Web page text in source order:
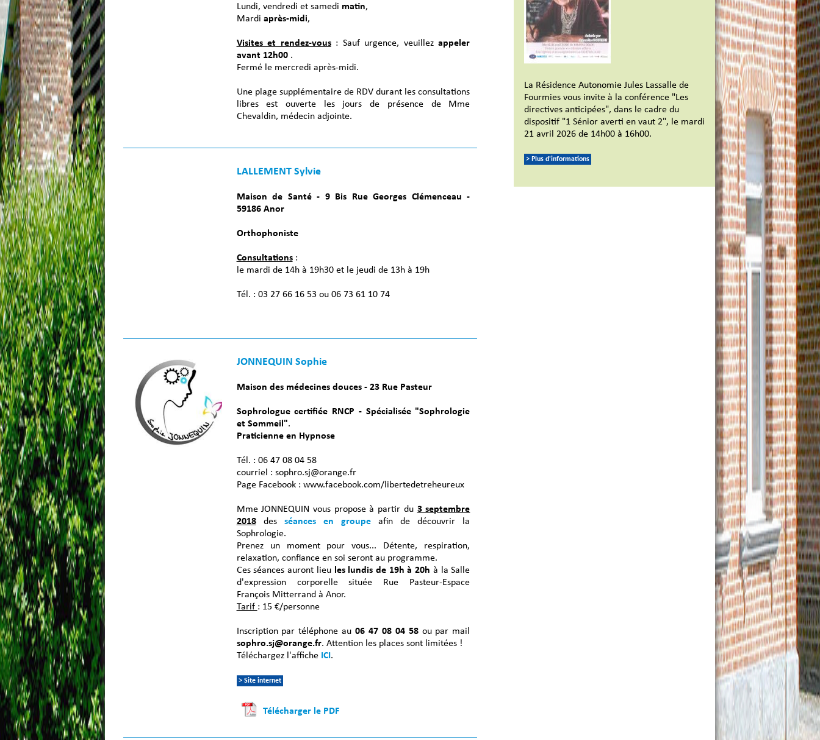
La Résidence Autonomie Jules Lassalle de
Fourmies vous invite à la conférence "Les
directives anticipées", dans le cadre du
dispositif "1 Sénior averti en vaut 2", le mardi
21 avril 2026 de 14h00 à 16h00.
> Plus d'informations
Lundi, vendredi et samedi matin,
Mardi après-midi,
Visites et rendez-vous: Sauf urgence, veuillezappeler
avant 12h00.
Fermé le mercredi après-midi.
Une plage supplémentaire de RDV durant les consultations
libres est ouverte les jours de présence de Mme
Chevaldin, médecin adjointe.
LALLEMENT Sylvie
Maison de Santé - 9 Bis Rue Georges Clémenceau -
59186 Anor
Orthophoniste
Consultations:
le mardi de 14h à 19h30 et le jeudi de 13h à 19h
Tél. : 03 27 66 16 53 ou 06 73 61 10 74
JONNEQUIN Sophie
Maison des médecines douces - 23 Rue Pasteur
Sophrologue certifiée RNCP - Spécialisée "Sophrologie
et Sommeil".
Praticienne en Hypnose
Tél. : 06 47 08 04 58
courriel : sophro.sj@orange.fr
Page Facebook : www.facebook.com/libertedetreheureux
Mme JONNEQUIN vous propose à partir du 3 septembre
2018des séances en groupeafin de découvrir la
Sophrologie.
Prenez un moment pour vous... Détente, respiration,
relaxation, confiance en soi seront au programme.
Ces séances auront lieu les lundis de 19h à 20h à la Salle
d'expression corporelle située Rue Pasteur-Espace
François Mitterrand à Anor.
Tarif : 15 €/personne
Inscription par téléphone au06 47 08 04 58ou par mail
sophro.sj@orange.fr. Attention les places sont limitées !
Téléchargez l'affiche ICI.
> Site internet
Télécharger le PDF